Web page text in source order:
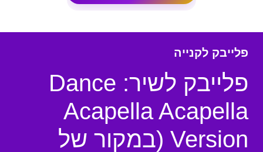
פלייבק לקנייה
פלייבק לשיר: Dance
Acapella Acapella
Version (במקור של